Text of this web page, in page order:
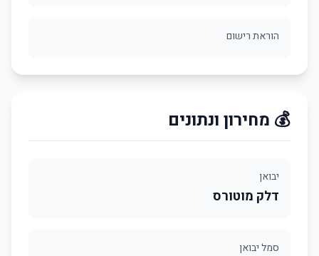
הוראת רישום
💰 מחירון ונתונים
יבואן
דלק מוטורס
סמל יבואן